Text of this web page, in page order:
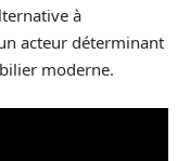
à
acteur déterminant
moderne.